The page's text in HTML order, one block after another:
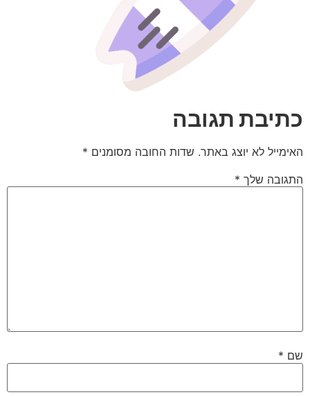
כתיבת תגובה
האימייל לא יוצג באתר. שדות החובה מסומנים *
התגובה שלך *
שם *